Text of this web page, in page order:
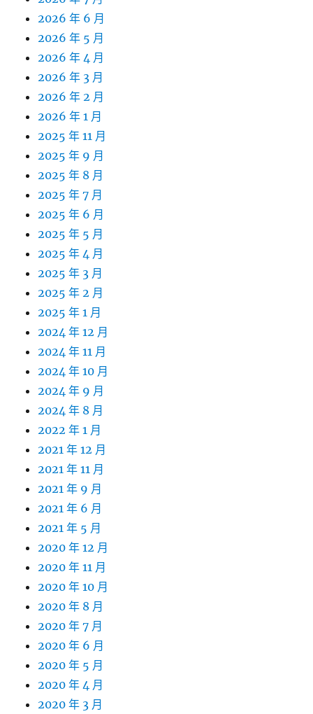
2026 年 6 月
2026 年 5 月
2026 年 4 月
2026 年 3 月
2026 年 2 月
2026 年 1 月
2025 年 11 月
2025 年 9 月
2025 年 8 月
2025 年 7 月
2025 年 6 月
2025 年 5 月
2025 年 4 月
2025 年 3 月
2025 年 2 月
2025 年 1 月
2024 年 12 月
2024 年 11 月
2024 年 10 月
2024 年 9 月
2024 年 8 月
2022 年 1 月
2021 年 12 月
2021 年 11 月
2021 年 9 月
2021 年 6 月
2021 年 5 月
2020 年 12 月
2020 年 11 月
2020 年 10 月
2020 年 8 月
2020 年 7 月
2020 年 6 月
2020 年 5 月
2020 年 4 月
2020 年 3 月